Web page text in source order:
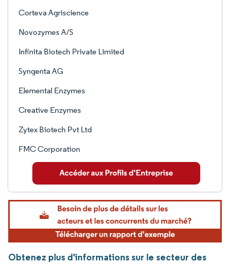
Corteva Agriscience
Novozymes A/S
Infinita Biotech Private Limited
Syngenta AG
Elemental Enzymes
Creative Enzymes
Zytex Biotech Pvt Ltd
FMC Corporation
Obtenez plus d'informations sur le secteur des